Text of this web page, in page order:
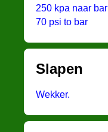
250 kpa naar bar
70 psi to bar
Slapen
Wekker.